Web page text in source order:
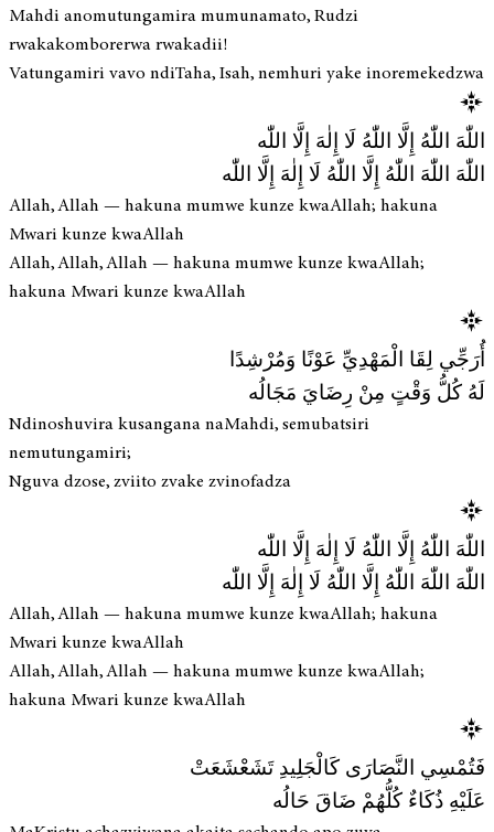
Mahdi anomutungamira mumunamato, Rudzi
rwakakomborerwa rwakadii!
Vatungamiri vavo ndiTaha, Isah, nemhuri yake inoremekedzwa
اللّٰهَ اللّٰهُ إِلَّا اللّٰهُ لَا إِلٰهَ إِلَّا اللّٰه
اللّٰهَ اللّٰهَ اللّٰهُ إِلَّا اللّٰهُ لَا إِلٰهَ إِلَّا اللّٰه
Allah, Allah — hakuna mumwe kunze kwaAllah; hakuna
Mwari kunze kwaAllah
Allah, Allah, Allah — hakuna mumwe kunze kwaAllah;
hakuna Mwari kunze kwaAllah
أُرَجِّي لِقَا الْمَهْدِيِّ عَوْنًا وَمُرْشِدًا
لَهُ كُلُّ وَقْتٍ مِنْ رِضَايَ مَجَالُه
Ndinoshuvira kusangana naMahdi, semubatsiri
nemutungamiri;
Nguva dzose, zviito zvake zvinofadza
اللّٰهَ اللّٰهُ إِلَّا اللّٰهُ لَا إِلٰهَ إِلَّا اللّٰه
اللّٰهَ اللّٰهَ اللّٰهُ إِلَّا اللّٰهُ لَا إِلٰهَ إِلَّا اللّٰه
Allah, Allah — hakuna mumwe kunze kwaAllah; hakuna
Mwari kunze kwaAllah
Allah, Allah, Allah — hakuna mumwe kunze kwaAllah;
hakuna Mwari kunze kwaAllah
فَتُمْسِي النَّصَارَى كَالْجَلِيدِ تَشَعْشَعَتْ
عَلَيْهِ ذُكَاءٌ كُلُّهُمْ ضَاقَ حَالُه